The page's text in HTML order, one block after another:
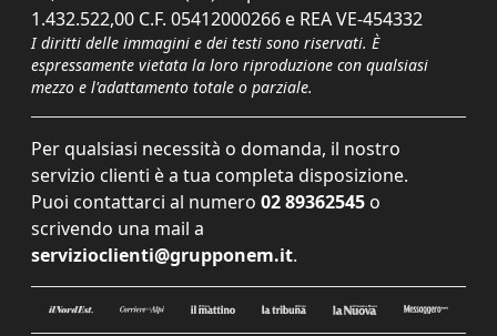
1.432.522,00 C.F. 05412000266 e REA VE-454332
I diritti delle immagini e dei testi sono riservati. È
espressamente vietata la loro riproduzione con qualsiasi
mezzo e l'adattamento totale o parziale.
Per qualsiasi necessità o domanda, il nostro
servizio clienti è a tua completa disposizione.
Puoi contattarci al numero 02 89362545 o
scrivendo una mail a
servizioclienti@grupponem.it.